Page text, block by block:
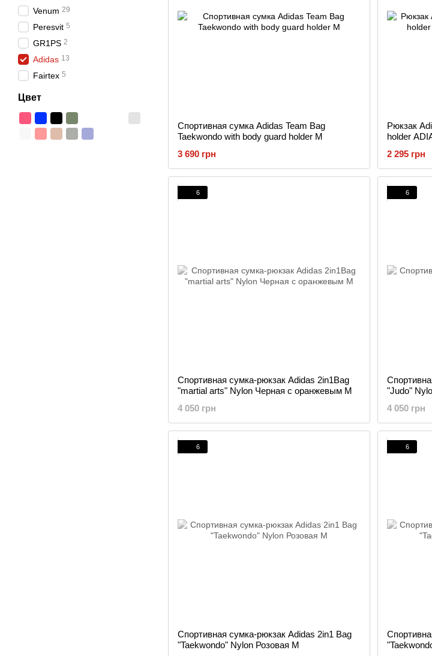
Спортивная сумка Adidas Team Bag
Taekwondo with body guard holder M
3 690 грн
Рюкзак
holder
2 295 грн
6
Спортивная сумка-рюкзак Adidas 2in1Bag
"martial arts" Nylon Черная с оранжевым M
4 050 грн
6
"Judo"
4 050 грн
6
Спортивная сумка-рюкзак Adidas 2in1 Bag
"Taekwondo" Nylon Розовая M
6
Venum 29
Peresvit 5
GR1PS 2
Adidas 13
Fairtex 5
Цвет